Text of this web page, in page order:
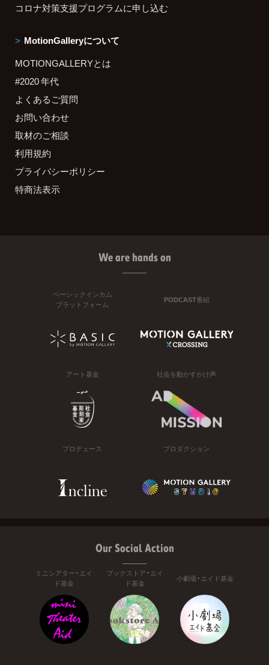
コロナ対策支援プログラムに申し込む
MotionGalleryについて
MOTIONGALLERYとは
#2020 年代
よくあるご質問
お問い合わせ
取材のご相談
利用規約
プライバシーポリシー
特商法表示
We are hands on
ベーシックインカム
プラットフォーム
PODCAST番組
アート基金 社会を動かすかけ声
プロデュース プロダクション
Our Social Action
ミニシアター・エイ
ド基金
ブックストア・エイ
ド基金
小劇場・エイド基金